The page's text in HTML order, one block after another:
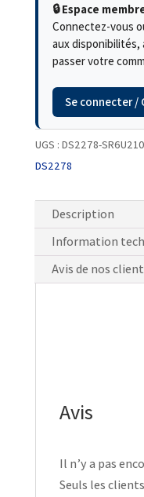
🔒 Espace
Connectez-vous
aux
passer votre
Se connecter /
UGS : DS2278-
DS2278
Description
Information
Avis de nos
Avis
Il n’y a pas
Seuls les